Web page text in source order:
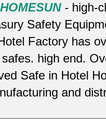
- high-
Safety
Factory has
high end.
Safe in Hotel
and